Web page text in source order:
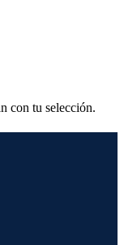
con tu selección.